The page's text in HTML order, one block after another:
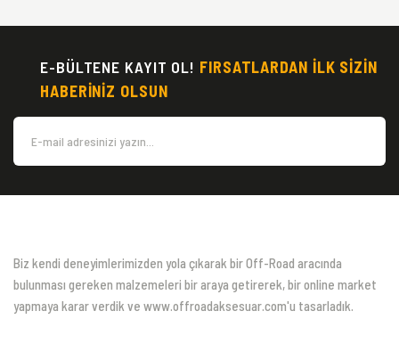
E-BÜLTENE KAYIT OL! FIRSATLARDAN İLK SİZİN
HABERİNİZ OLSUN
Biz kendi deneyimlerimizden yola çıkarak bir Off-Road aracında
bulunması gereken malzemeleri bir araya getirerek, bir online market
yapmaya karar verdik ve www.offroadaksesuar.com'u tasarladık.